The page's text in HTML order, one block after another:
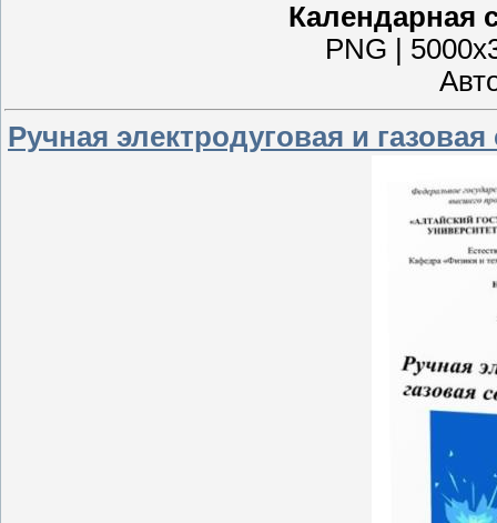
Календарная
PNG |
Ручная электродуговая и